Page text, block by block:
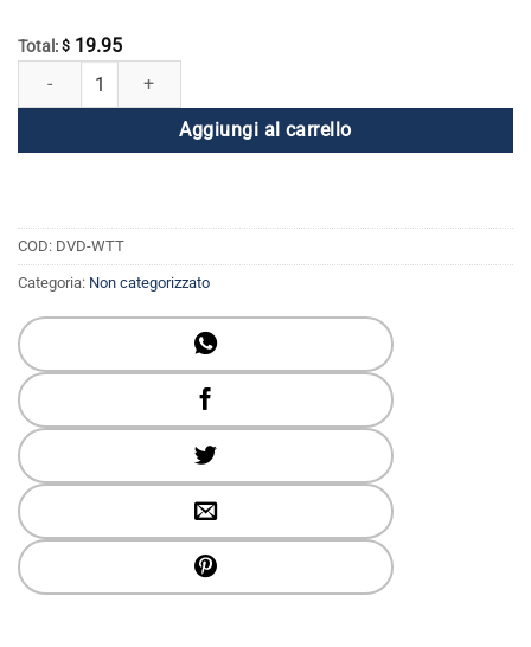
Total: $ 19.95
Vincere attraverso la fiducia quantità
Aggiungi al carrello
COD: DVD-WTT
Categoria: Non categorizzato